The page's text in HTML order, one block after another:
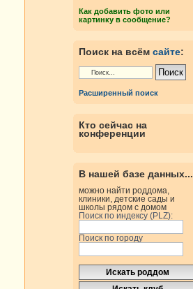
Как добавить фото или
картинку в сообщение?
Поиск на всём сайте:
Расширенный поиск
Кто сейчас на
конференции
В нашей базе данных...
можно найти роддома,
клиники, детские сады и
школы рядом с домом
Поиск по индексу (PLZ):
Поиск по городу